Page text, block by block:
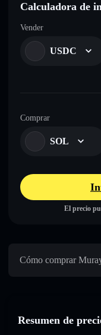
Calculadora de
Vender
USDC
Comprar
SOL
El precio
Cómo comprar
Resumen de